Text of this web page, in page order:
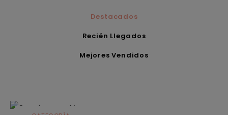
Destacados
Recién Llegados
Mejores Vendidos